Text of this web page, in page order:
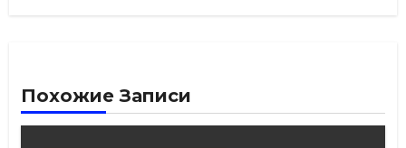
Похожие Записи